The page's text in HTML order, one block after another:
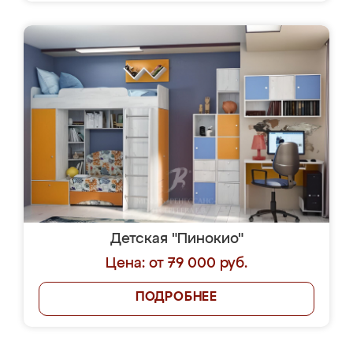
Детская "Пинокио"
Цена: от 79 000 руб.
ПОДРОБНЕЕ